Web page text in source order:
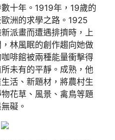
十年。1919年，19歲的
洲的求學之路。1925
派畫而遭遇排擠時，上
林風眠的創作趨向她做
啡館被兩種能量衝擊得
未有的平靜。成熟，他
活、新題材，將農村生
花草、風景、禽鳥等題
礙。